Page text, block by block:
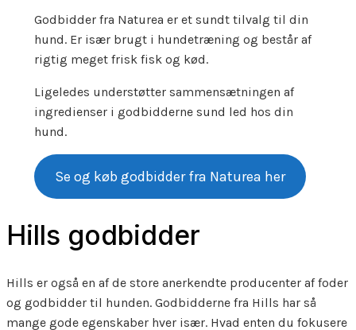
Godbidder fra Naturea er et sundt tilvalg til din
hund. Er især brugt i hundetræning og består af
rigtig meget frisk fisk og kød.
Ligeledes understøtter sammensætningen af
ingredienser i godbidderne sund led hos din
hund.
Se og køb godbidder fra Naturea her
Hills godbidder
Hills er også en af de store anerkendte producenter af foder
og godbidder til hunden. Godbidderne fra Hills har så
mange gode egenskaber hver især. Hvad enten du fokusere